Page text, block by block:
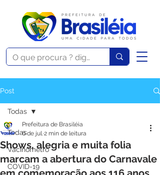
Post
Todas
Vacinômetro
COVID-19
Todas
Shows, alegria e muita folia
marcam a abertura do Carnavale
Prefeitura de Brasiléia
6 de jul.2 min de leitura